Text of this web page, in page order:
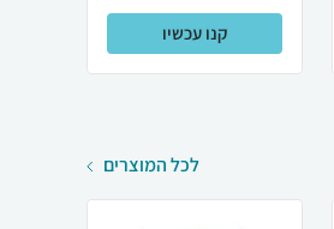
קנו עכשיו
לכל המוצרים